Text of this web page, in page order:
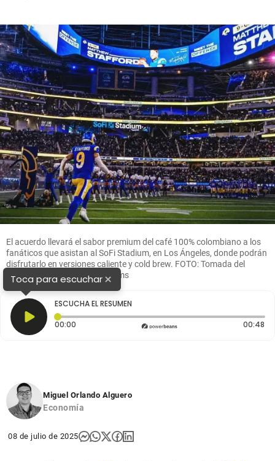
El acuerdo llevará el sabor premium del café 100% colombiano a los
fanáticos que asistan al SoFi Stadium, en Los Ángeles, donde podrán
disfrutarlo en versiones caliente y cold brew. FOTO: Tomada del
Instagram de Los Angeles Rams
Toca para escuchar×
ESCUCHA EL RESUMEN
00:00 Tiempo transcurrido: 0 segundos 00:48
Miguel Orlando Alguero
Economía
08 de julio de 2025